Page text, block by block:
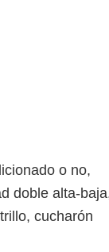
o no,
doble alta-
cucharón